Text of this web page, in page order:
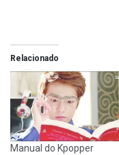
Relacionado
Manual do Kpopper